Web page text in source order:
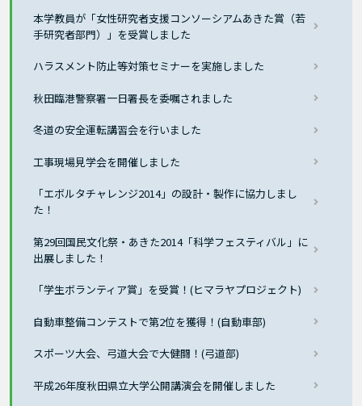
本学教員が「女性研究者支援コンソーシアムあきた賞（若
手研究者部門）」を受賞しました
ハラスメント防止等対策セミナーを実施しました
秋田臨港警察署一日署長を委嘱されました
冬道の安全運転講習会を行いました
工事現場見学会を開催しました
「エボルタチャレンジ2014」の設計・製作に協力しまし
た！
第29回国民文化祭・あきた2014「科学フェスティバル」に
出展しました！
「学生ボランティア賞」を受賞！(ヒマラヤプロジェクト)
自動車整備コンテストで第2位を獲得！(自動車部)
スポーツ大会、弓道大会で大健闘！(弓道部)
平成26年度秋田県立大学公開講演会を開催しました